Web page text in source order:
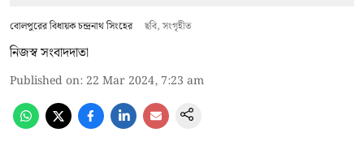
বোলপুরের বিধায়ক চন্দ্রনাথ সিংহের ছবি, সংগৃহীত
নিজস্ব সংবাদদাতা
Published on: 22 Mar 2024, 7:23 am